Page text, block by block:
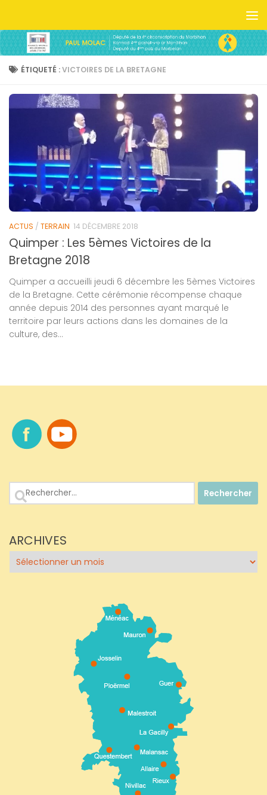
ÉTIQUETÉ :VICTOIRES DE LA BRETAGNE
ACTUS / TERRAIN 14 DÉCEMBRE 2018
Quimper : Les 5èmes Victoires de la
Bretagne 2018
Quimper a accueilli jeudi 6 décembre les 5èmes Victoires
de la Bretagne. Cette cérémonie récompense chaque
année depuis 2014 des personnes ayant marqué le
territoire par leurs actions dans les domaines de la
culture, des...
Rechercher :
ARCHIVES
Archives